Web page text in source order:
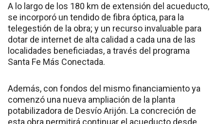
A lo largo de los 180 km de extensión del acueducto,
se incorporó un tendido de fibra óptica, para la
telegestión de la obra; y un recurso invaluable para
dotar de internet de alta calidad a cada una de las
localidades beneficiadas, a través del programa
Santa Fe Más Conectada.
Además, con fondos del mismo financiamiento ya
comenzó una nueva ampliación de la planta
potabilizadora de Desvío Arijón. La concreción de
esta obra permitirá continuar el acueducto desde